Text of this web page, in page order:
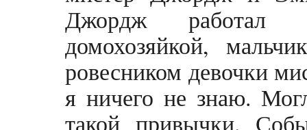
Джордж работал
домохозяйкой,
ровесником девочки
я ничего не знаю.
такой привычки.